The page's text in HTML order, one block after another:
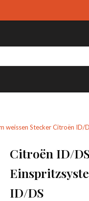
weissen Stecker Citroën ID/
Citroën ID/
ID/DS